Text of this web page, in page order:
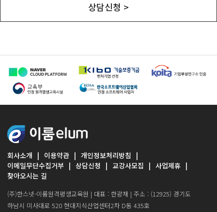
상담신청 >
회사소개 이용약관
개인정보처리방침
이메일무단수집거부
상담신청 교강사모집
사업제휴
찾아오시는 길
(주)한스넷-이룸원격평생교육원 | 대표 : 한광재 | 주소 : (12925) 경기도
하남시 미사대로 520 현대지식산업센터2차 D동 435호